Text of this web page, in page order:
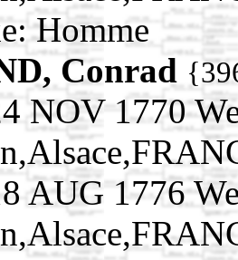
Homme
Conrad
NOV 1770
AUG 1776